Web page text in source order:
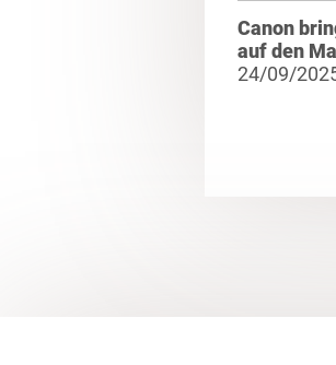
Canon
auf den
24/09/